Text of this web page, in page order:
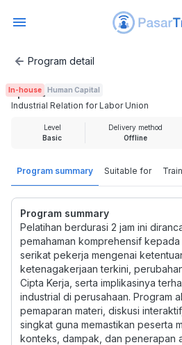
Industrial Relation for Labor Union
Program detail
Program summary Suitable for
Program summary
Pelatihan berdurasi 2 jam ini
pemahaman komprehensif
serikat pekerja mengenai
ketenagakerjaan terkini,
Cipta Kerja, serta implikasinya
industrial di perusahaan. Program
pemaparan materi, diskusi
singkat guna memastikan peserta
konteks, dampak, dan penerapan
In-house Human Capital
Industrial Relation for Labor Union
Rp 400.000
Level
Basic
Delivery method
Offline